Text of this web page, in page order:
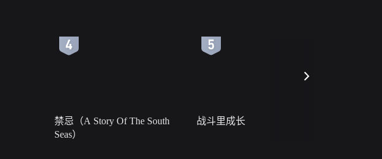
禁忌（A Story Of The South
Seas）
战斗里成长